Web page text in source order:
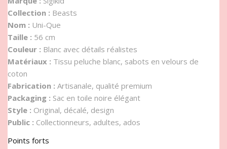
Collection : Beasts
Nom : Uni-Que
Taille : 56 cm
Couleur : Blanc avec détails réalistes
Matériaux : Tissu peluche blanc, sabots en velours de
coton
Fabrication : Artisanale, qualité premium
Packaging : Sac en toile noire élégant
Style : Original, décalé, design
Public : Collectionneurs, adultes, ados
Points forts